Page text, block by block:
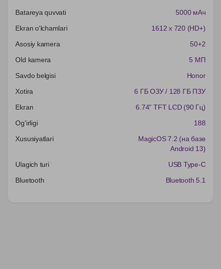
Batareya quvvati
5000 мАч
Ekran o'lchamlari
1612 x 720 (HD+)
Asosiy kamera
50+2
Old kamera
5 МП
Savdo belgisi
Honor
Xotira
6 ГБ ОЗУ / 128 ГБ ПЗУ
Ekran
6.74" TFT LCD (90 Гц)
Og'irligi
188
Xususiyatlari
MagicOS 7.2 (на базе
Android 13)
Ulagich turi
USB Type-C
Bluetooth
Bluetooth 5.1